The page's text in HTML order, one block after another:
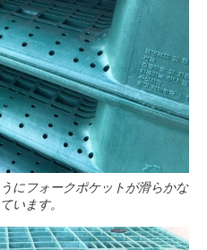
にフォークポケットが滑らかな
います。